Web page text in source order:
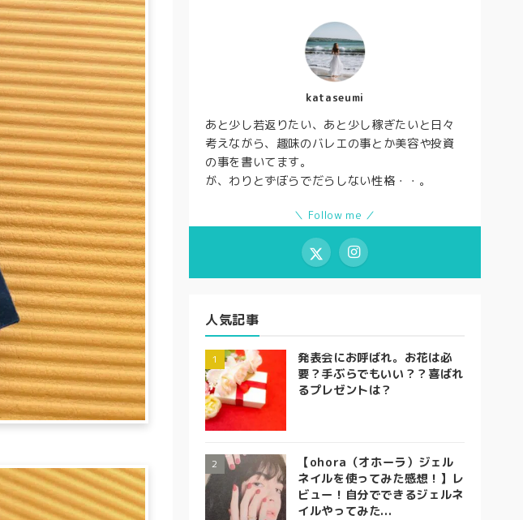
kataseumi
あと少し若返りたい、あと少し稼ぎたいと日々
考えながら、趣味のバレエの事とか美容や投資
の事を書いてます。
が、わりとずぼらでだらしない性格・・。
＼ Follow me ／
人気記事
発表会にお呼ばれ。お花は必
要？手ぶらでもいい？？喜ばれ
るプレゼントは？
【ohora（オホーラ）ジェル
ネイルを使ってみた感想！】レ
ビュー！自分でできるジェルネ
イルやってみた...